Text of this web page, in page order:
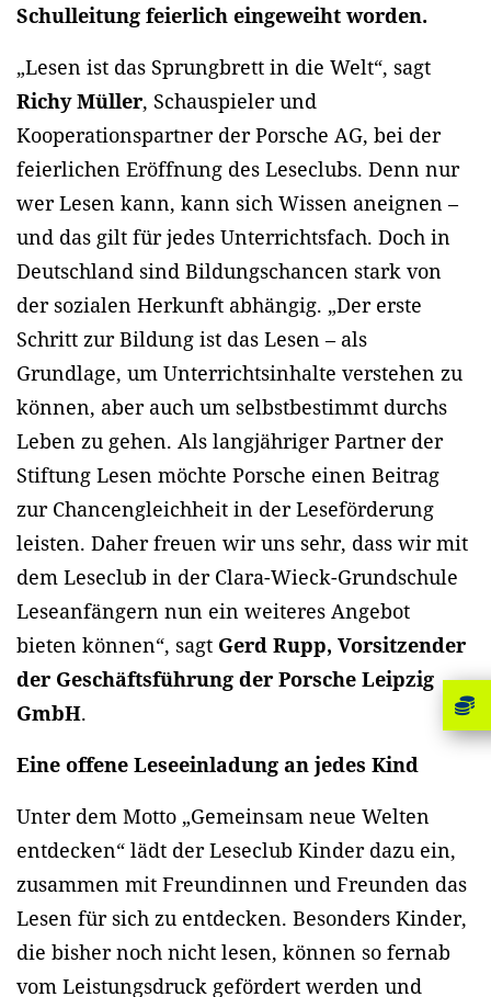
Schulleitung feierlich eingeweiht worden.
„Lesen ist das Sprungbrett in die Welt“, sagt
Richy Müller, Schauspieler und
Kooperationspartner der Porsche AG, bei der
feierlichen Eröffnung des Leseclubs. Denn nur
wer Lesen kann, kann sich Wissen aneignen –
und das gilt für jedes Unterrichtsfach. Doch in
Deutschland sind Bildungschancen stark von
der sozialen Herkunft abhängig. „Der erste
Schritt zur Bildung ist das Lesen – als
Grundlage, um Unterrichtsinhalte verstehen zu
können, aber auch um selbstbestimmt durchs
Leben zu gehen. Als langjähriger Partner der
Stiftung Lesen möchte Porsche einen Beitrag
zur Chancengleichheit in der Leseförderung
leisten. Daher freuen wir uns sehr, dass wir mit
dem Leseclub in der Clara-Wieck-Grundschule
Leseanfängern nun ein weiteres Angebot
bieten können“, sagt Gerd Rupp, Vorsitzender
der Geschäftsführung der Porsche Leipzig
GmbH.
Eine offene Leseeinladung an jedes Kind
Unter dem Motto „Gemeinsam neue Welten
entdecken“ lädt der Leseclub Kinder dazu ein,
zusammen mit Freundinnen und Freunden das
Lesen für sich zu entdecken. Besonders Kinder,
die bisher noch nicht lesen, können so fernab
vom Leistungsdruck gefördert werden und